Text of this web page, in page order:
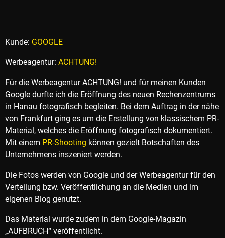
Kunde: GOOGLE
Werbeagentur: ACHTUNG!
Für die Werbeagentur ACHTUNG! und für meinen Kunden
Google durfte ich die Eröffnung des neuen Rechenzentrums
in Hanau fotografisch begleiten. Bei dem Auftrag in der nähe
von Frankfurt ging es um die Erstellung von klassischem PR-
Material, welches die Eröffnung fotografisch dokumentiert.
Mit einem PR-Shooting können gezielt Botschaften des
Unternehmens inszeniert werden.
Die Fotos werden von Google und der Werbeagentur für den
Verteilung bzw. Veröffentlichung an die Medien und im
eigenen Blog genutzt.
Das Material wurde zudem in dem Google-Magazin
„AUFBRUCH“ veröffentlicht.